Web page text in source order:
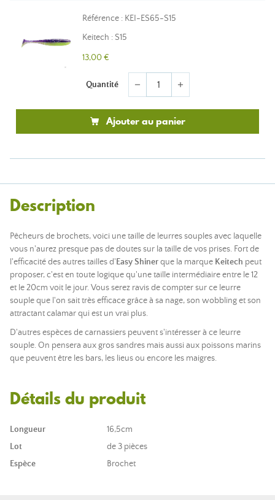
Référence : KEI-ES65-S15
Keitech : S15
13,00 €
Quantité remove add
Ajouter au panier
Description
Pêcheurs de brochets, voici une taille de leurres souples avec laquelle
vous n'aurez presque pas de doutes sur la taille de vos prises. Fort de
l'efficacité des autres tailles d' Easy Shinerque la marque Keitech peut
proposer, c'est en toute logique qu'une taille intermédiaire entre le 12
et le 20cm voit le jour. Vous serez ravis de compter sur ce leurre
souple que l'on sait très efficace grâce à sa nage, son wobbling et son
attractant calamar qui est un vrai plus.
D'autres espèces de carnassiers peuvent s'intéresser à ce leurre
souple. On pensera aux gros sandres mais aussi aux poissons marins
que peuvent être les bars, les lieus ou encore les maigres.
Détails du produit
Longueur
16,5cm
Lot
de 3 pièces
Espèce
Brochet